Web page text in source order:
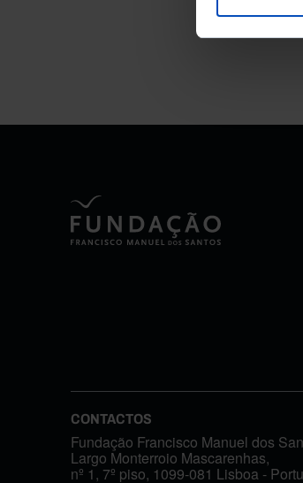
CONTACTOS
Fundação Francisco Manuel dos
Largo Monterroio Mascarenhas,
nº 1, 7º piso, 1099-081 Lisboa -